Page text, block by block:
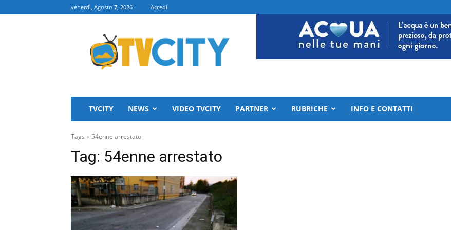
venerdì, Agosto 7, 2026 Accedi
TVCITY
TVCITY NEWS VIDEO TVCITY PARTNER RUBRICHE INFO E CONTATTI
Tags 54enne arrestato
Tag: 54enne arrestato